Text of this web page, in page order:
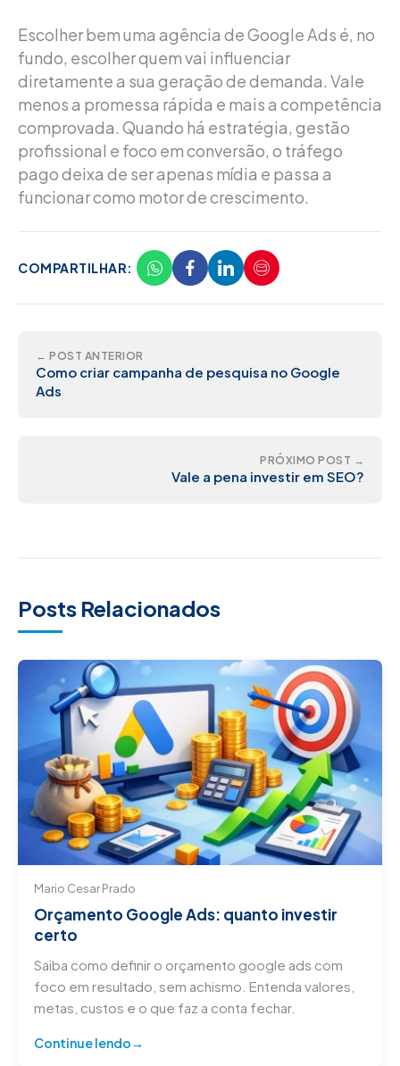
Escolher bem uma agência de Google Ads é, no
fundo, escolher quem vai influenciar
diretamente a sua geração de demanda. Vale
menos a promessa rápida e mais a competência
comprovada. Quando há estratégia, gestão
profissional e foco em conversão, o tráfego
pago deixa de ser apenas mídia e passa a
funcionar como motor de crescimento.
COMPARTILHAR:
← POST ANTERIOR
Como criar campanha de pesquisa no Google
Ads
PRÓXIMO POST →
Vale a pena investir em SEO?
Posts Relacionados
Mario Cesar Prado
Orçamento Google Ads: quanto investir
certo
Saiba como definir o orçamento google ads com
foco em resultado, sem achismo. Entenda valores,
metas, custos e o que faz a conta fechar.
Continue lendo